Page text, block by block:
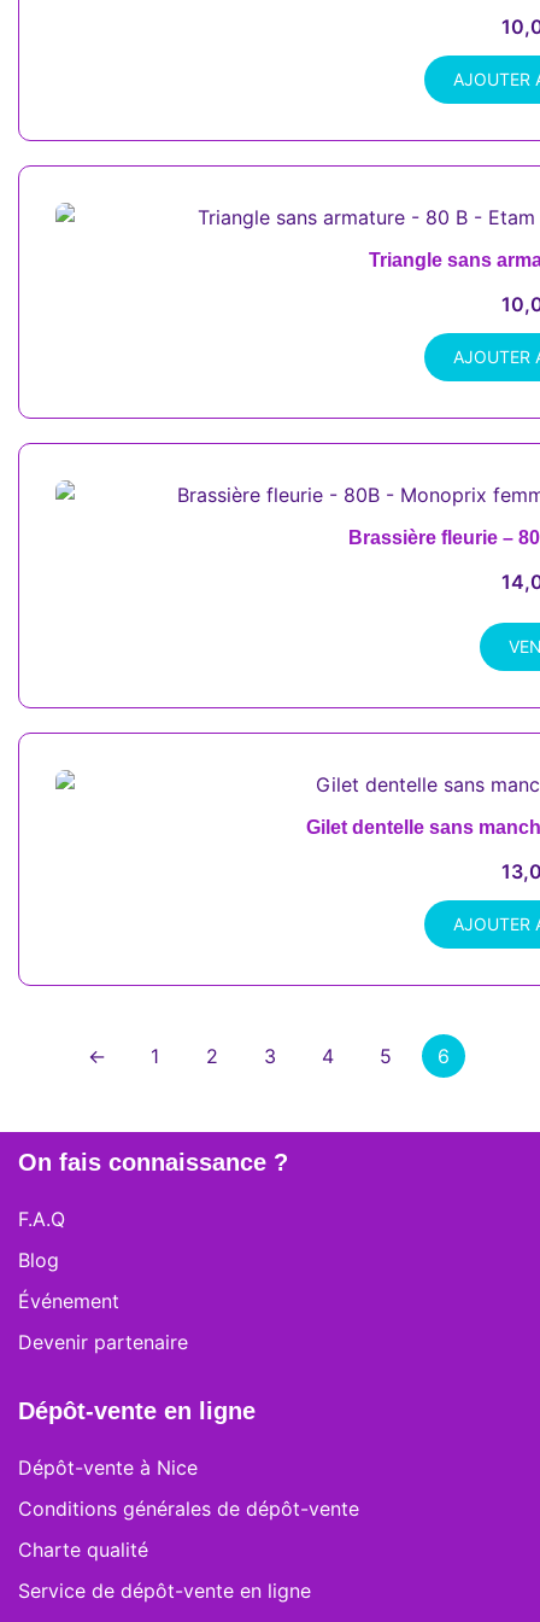
AJOUTER
Triangle sans
AJOUTER
Brassière fleurie –
Gilet dentelle sans
AJOUTER
← 1 2 3 4 5 6
On fais connaissance ?
F.A.Q
Blog
Événement
Devenir partenaire
Dépôt-vente en ligne
Dépôt-vente à Nice
Conditions générales de dépôt-vente
Charte qualité
Service de dépôt-vente en ligne